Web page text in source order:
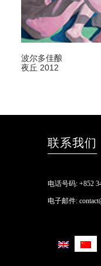
波尔多佳酿
夜丘 2012
联系我们
电话号码:+852
电子邮件: